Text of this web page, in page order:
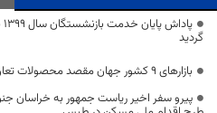
گردید
بازارهای 9 کشور جهان مقصد محصولات تعاونی‌های خراسان جنوبی
پیرو سفر اخیر ریاست جمهور به خراسان